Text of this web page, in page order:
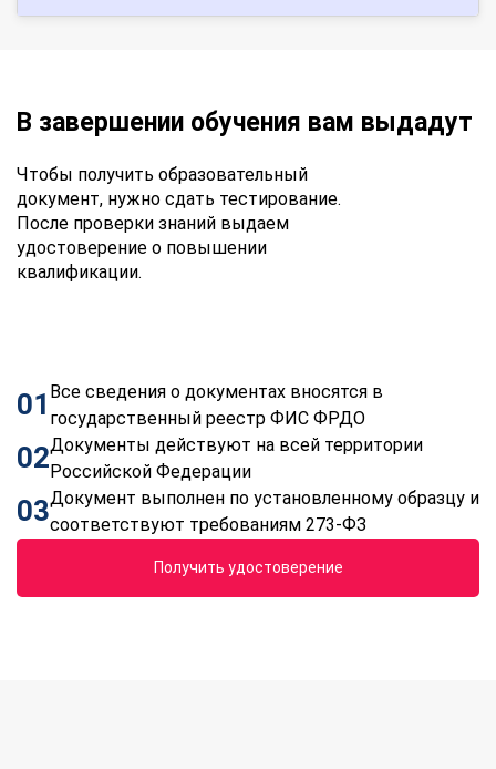
В завершении обучения вам выдадут
Чтобы получить образовательный
документ, нужно сдать тестирование.
После проверки знаний выдаем
удостоверение о повышении
квалификации.
01 Все сведения о документах вносятся в
государственный реестр ФИС ФРДО
02Документы действуют на всей территории
Российской Федерации
03Документ выполнен по установленному образцу и
соответствуют требованиям 273-ФЗ
Получить удостоверение